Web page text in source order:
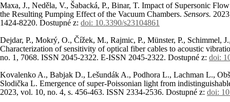
Maxa, J., Neděla, V., Šabacká, P., Binar, T. Impact of Supersonic
the Resulting Pumping Effect of the Vacuum Chambers. Sensors.
1424-8220. Dostupné z: doi: 10.3390/s23104861
Dejdar, P., Mokrý, O., Čížek, M., Rajmic, P., Münster, P., Schimmel,
Characterization of sensitivity of optical fiber cables to acoustic
no. 1, 7068. ISSN 2045-2322. E-ISSN 2045-2322. Dostupné z: doi:
Kovalenko A., Babjak D., Lešundák A., Podhora L., Lachman L.,
Slodička L. Emergence of super-Poissonian light from
2023, vol. 10, no. 4, s. 456-463. ISSN 2334-2536. Dostupné z: doi: